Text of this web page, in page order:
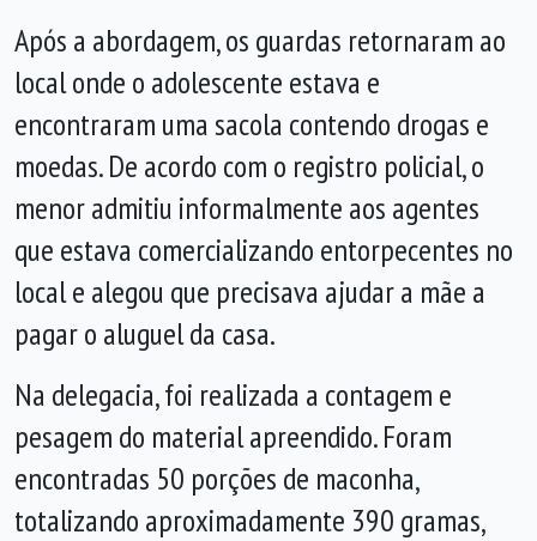
Após a abordagem, os guardas retornaram ao
local onde o adolescente estava e
encontraram uma sacola contendo drogas e
moedas. De acordo com o registro policial, o
menor admitiu informalmente aos agentes
que estava comercializando entorpecentes no
local e alegou que precisava ajudar a mãe a
pagar o aluguel da casa.
Na delegacia, foi realizada a contagem e
pesagem do material apreendido. Foram
encontradas 50 porções de maconha,
totalizando aproximadamente 390 gramas,